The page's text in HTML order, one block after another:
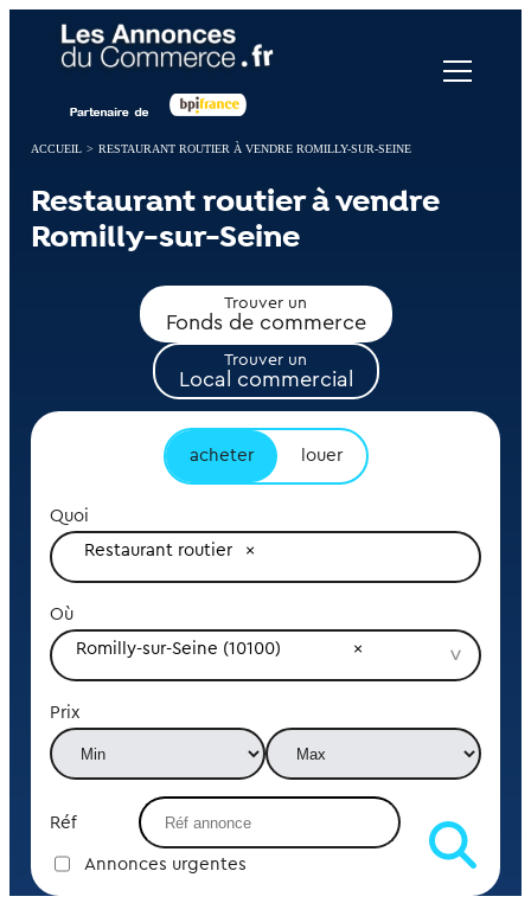
ACCUEIL > RESTAURANT ROUTIER À VENDRE ROMILLY-SUR-SEINE
Restaurant routier à vendre
Romilly-sur-Seine
Trouver un
Fonds de commerce
Trouver un
Local commercial
acheter louer
Quoi
Restaurant routier
Où
Romilly-sur-Seine (10100)
Prix
Réf
Annonces urgentes
Panneau de gestion des cookies